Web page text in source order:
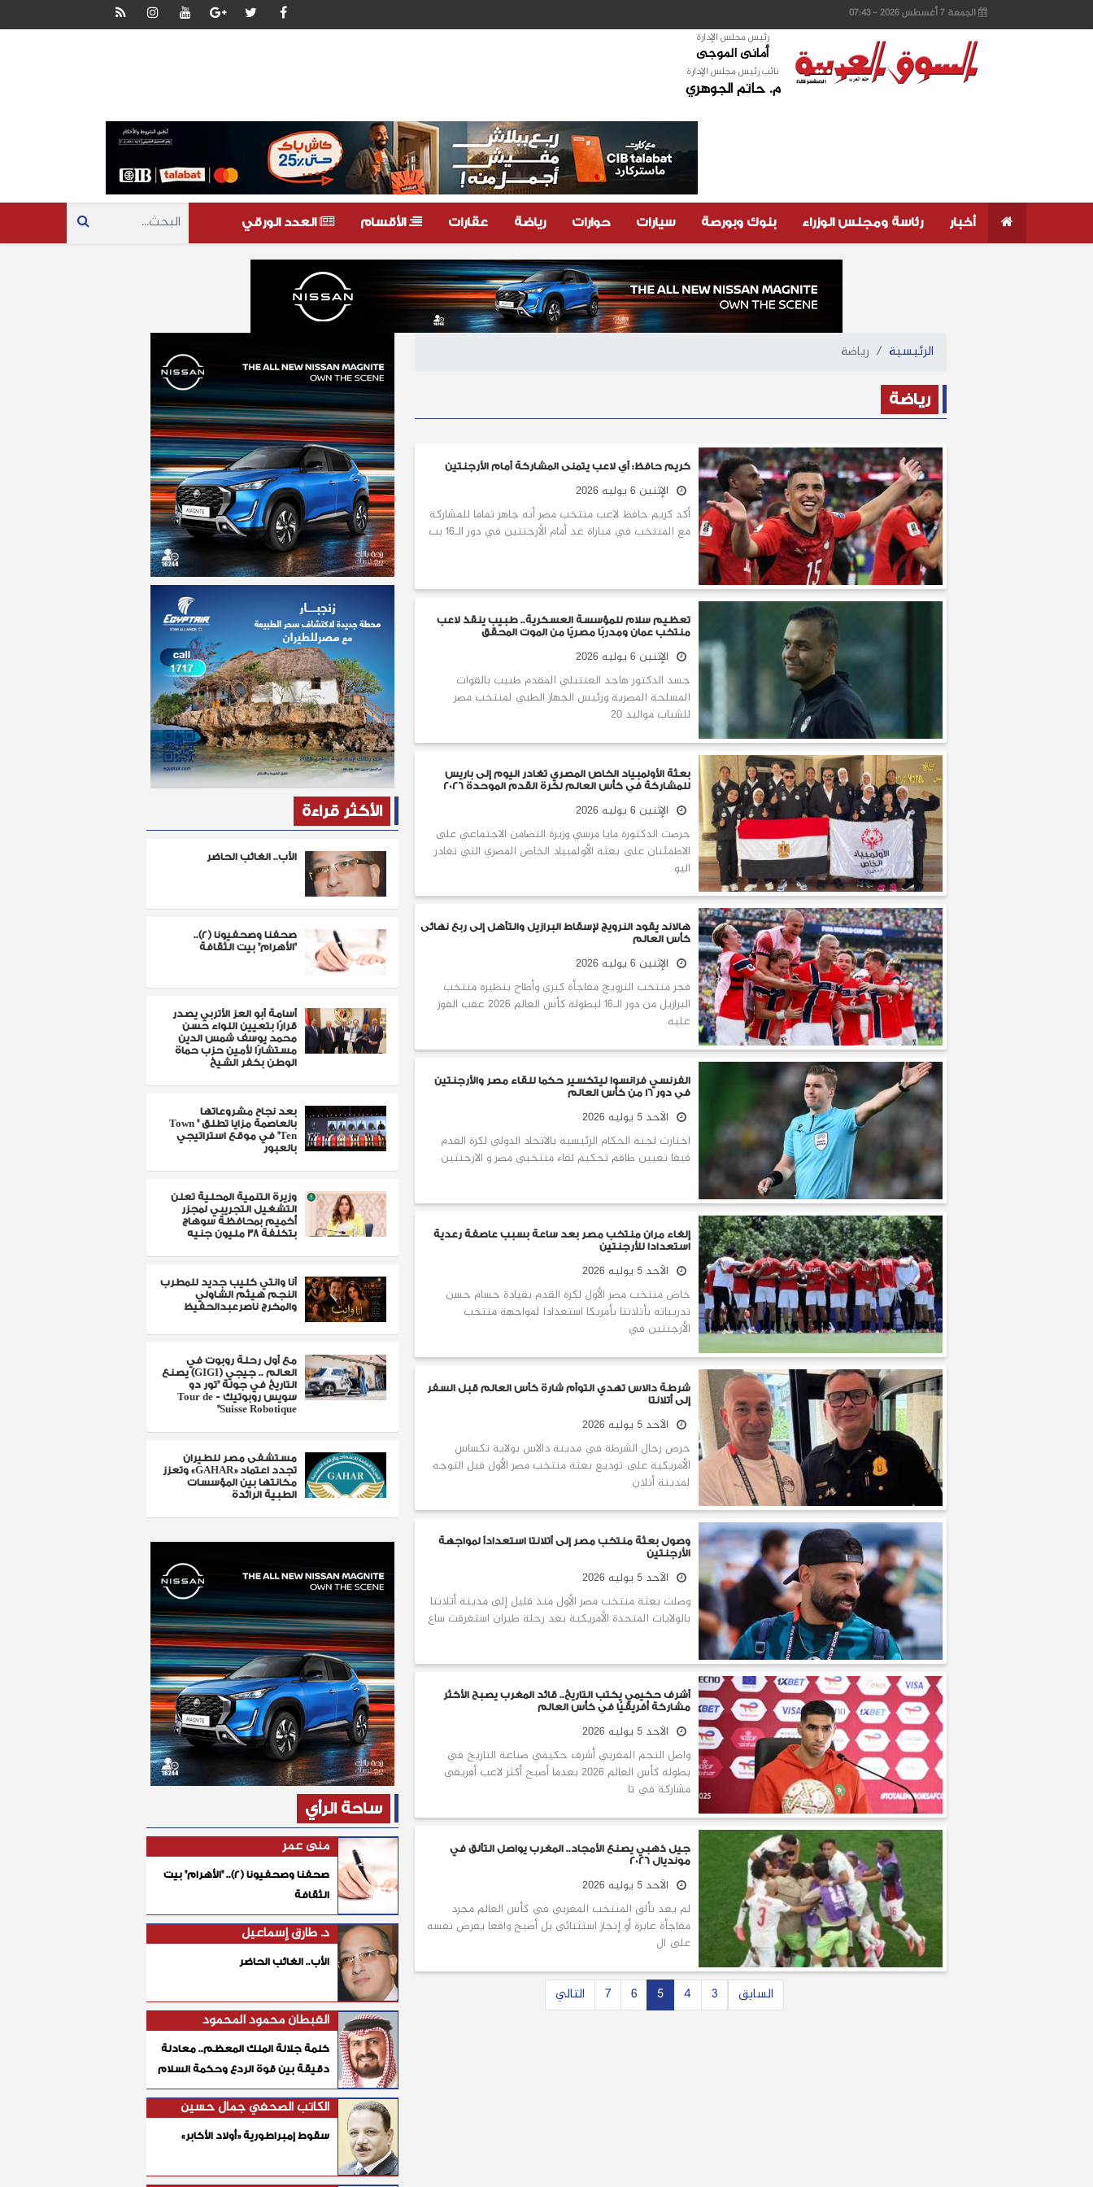
الجمعة 7 أغسطس 2026 - 07:43
رئيس مجلس الإدارة
أمانى الموجى
نائب رئيس مجلس الإدارة
م. حاتم الجوهري
أخبار رئاسة ومجلس الوزراء بنوك وبورصة سيارات حوارات رياضة عقارات الأقسام العدد الورقي
الرئيسية رياضة
رياضة
كريم حافظ: أي لاعب يتمنى المشاركة أمام الأرجنتين
الإثنين 6 يوليه 2026
أكد كريم حافظ لاعب منتخب مصر أنه جاهز تماما للمشاركة
مع المنتخب في مباراة غد أمام الأرجنتين في دور الـ16 بب
تعظيم سلام للمؤسسة العسكرية.. طبيب ينقذ لاعب
منتخب عمان ومدربًا مصريًا من الموت المحقق
الإثنين 6 يوليه 2026
جسد الدكتور هاجد العنتبلي المقدم طبيب بالقوات
المسلحة المصرية ورئيس الجهاز الطبي لمنتخب مصر
للشباب مواليد 20
بعثة الأولمبياد الخاص المصري تغادر اليوم إلى باريس
للمشاركة في كأس العالم لكرة القدم الموحدة 2026
الإثنين 6 يوليه 2026
حرصت الدكتورة مايا مرسي وزيرة التضامن الاجتماعي على
الاطمئنان على بعثة الأولمبياد الخاص المصري التي تغادر
اليو
هالاند يقود النرويج لإسقاط البرازيل والتأهل إلى ربع نهائى
كأس العالم
الإثنين 6 يوليه 2026
فجر منتخب النرويج مفاجأة كبرى وأطاح بنظيره منتخب
البرازيل من دور الـ16 لبطولة كأس العالم 2026 عقب الفوز
عليه
الفرنسي فرانسوا ليتكسير حكما للقاء مصر والأرجنتين
في دور 16 من كأس العالم
الأحد 5 يوليه 2026
اختارت لجنة الحكام الرئيسية بالاتحاد الدولي لكرة القدم
فيفا تعيين طاقم تحكيم لقاء منتخبي مصر و الارجنتين
إلغاء مران منتخب مصر بعد ساعة بسبب عاصفة رعدية
استعدادا للأرجنتين
الأحد 5 يوليه 2026
خاض منتخب مصر الأول لكرة القدم بقيادة حسام حسن
تدريباته بأتلانتا بأمريكا استعدادا لمواجهة منتخب
الأرجنتين في
شرطة دالاس تهدي التوأم شارة كأس العالم قبل السفر
إلى أتلانتا
الأحد 5 يوليه 2026
حرص رجال الشرطة في مدينة دالاس بولاية تكساس
الأمريكية على توديع بعثة منتخب مصر الأول قبل التوجه
لمدينة أتلان
وصول بعثة منتخب مصر إلى أتلانتا استعداداً لمواجهة
الأرجنتين
الأحد 5 يوليه 2026
وصلت بعثة منتخب مصر الأول منذ قليل إلى مدينة أتلانتا
بالولايات المتحدة الأمريكية بعد رحلة طيران استغرقت ساع
أشرف حكيمي يكتب التاريخ.. قائد المغرب يصبح الأكثر
مشاركة أفريقيًا في كأس العالم
الأحد 5 يوليه 2026
واصل النجم المغربي أشرف حكيمي صناعة التاريخ في
بطولة كأس العالم 2026 بعدما أصبح أكثر لاعب أفريقي
مشاركة في تا
جيل ذهبي يصنع الأمجاد.. المغرب يواصل التألق في
مونديال 2026
الأحد 5 يوليه 2026
لم يعد تألق المنتخب المغربي في كأس العالم مجرد
مفاجأة عابرة أو إنجاز استثنائي بل أصبح واقعا يفرض نفسه
على ال
السابق 3
4
5
6
7 التالي
الأكثر قراءة
الأب.. الغائب الحاضر
صحفنا وصحفيونا (٢)..
"الأهرام" بيت الثقافة
أسامة أبو العز الأتربي يصدر
قرارًا بتعيين اللواء حسن
محمد يوسف شمس الدين
مستشارًا لأمين حزب حماة
الوطن بكفر الشيخ
بعد نجاح مشروعاتها
بالعاصمة مزايا تطلق " Town
Ten" في موقع استراتيجي
بالعبور
وزيرة التنمية المحلية تعلن
التشغيل التجريبي لمجزر
أخميم بمحافظة سوهاج
بتكلفة 38 مليون جنيه
أنا وانتي كليب جديد للمطرب
النجم هيثم الشاولي
والمخرج ناصرعبدالحفيظ
مع أول رحلة روبوت في
العالم .. جيجي (GIGI) يصنع
التاريخ في جولة "تور دو
سويس روبوتيك - Tour de
Suisse Robotique"
مستشفى مصر للطيران
تجدد اعتماد «GAHAR» وتعزز
مكانتها بين المؤسسات
الطبية الرائدة
ساحة الرأي
منى عمر
صحفنا وصحفيونا (٢).. "الأهرام" بيت
الثقافة
د. طارق إسماعيل
الأب.. الغائب الحاضر
القبطان محمود المحمود
كلمة جلالة الملك المعظم.. معادلة
دقيقة بين قوة الردع وحكمة السلام
الكاتب الصحفي جمال حسين
سقوط إمبراطورية «أولاد الأكابر»